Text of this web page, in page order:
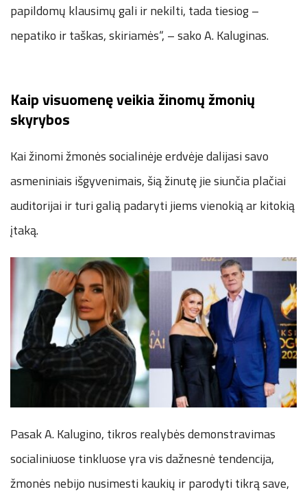
papildomų klausimų gali ir nekilti, tada tiesiog –
nepatiko ir taškas, skiriamės“, – sako A. Kaluginas.
Kaip visuomenę veikia žinomų žmonių
skyrybos
Kai žinomi žmonės socialinėje erdvėje dalijasi savo
asmeniniais išgyvenimais, šią žinutę jie siunčia plačiai
auditorijai ir turi galią padaryti jiems vienokią ar kitokią
įtaką.
Pasak A. Kalugino, tikros realybės demonstravimas
socialiniuose tinkluose yra vis dažnesnė tendencija,
žmonės nebijo nusimesti kaukių ir parodyti tikrą save,